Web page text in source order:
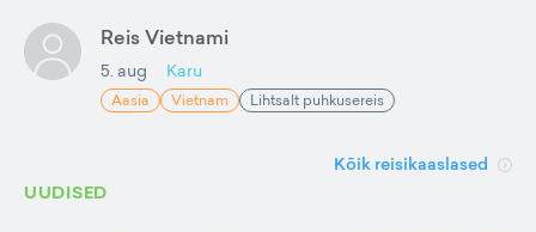
Reis Vietnami
5. aug Karu
Aasia Vietnam Lihtsalt puhkusereis
Kõik reisikaaslased
UUDISED